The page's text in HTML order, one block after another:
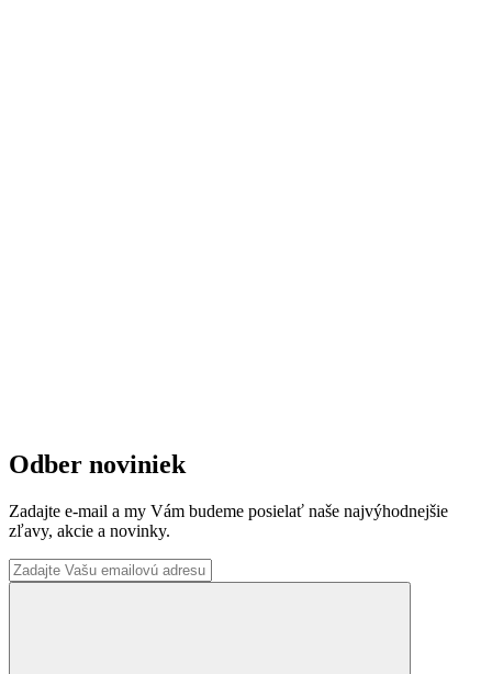
Odber noviniek
Zadajte e-mail a my Vám budeme posielať naše najvýhodnejšie
zľavy, akcie a novinky.